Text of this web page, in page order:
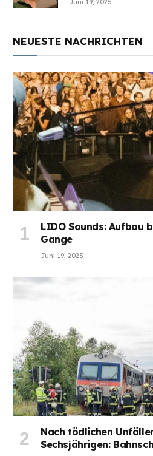
Juni 19, 2025
NEUESTE NACHRICHTEN
LIDO Sounds: Aufbau
Gange
Juni 19, 2025
Nach tödlichen
Sechsjährigen: